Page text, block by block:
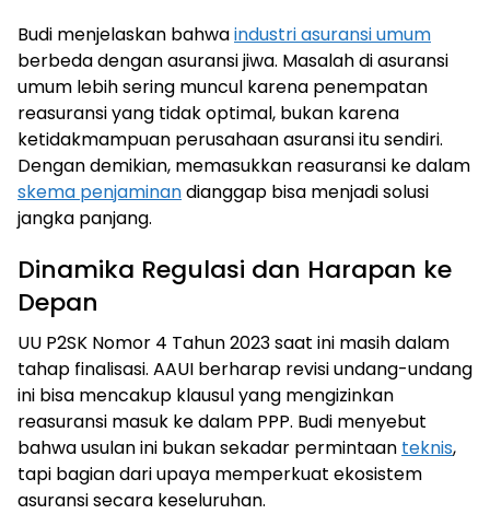
Budi menjelaskan bahwaindustri asuransi umum
berbeda dengan asuransi jiwa. Masalah di asuransi
umum lebih sering muncul karena penempatan
reasuransi yang tidak optimal, bukan karena
ketidakmampuan perusahaan asuransi itu sendiri.
Dengan demikian, memasukkan reasuransi ke dalam
skema penjaminandianggap bisa menjadi solusi
jangka panjang.
Dinamika Regulasi dan Harapan ke
Depan
UU P2SK Nomor 4 Tahun 2023 saat ini masih dalam
tahap finalisasi. AAUI berharap revisi undang-undang
ini bisa mencakup klausul yang mengizinkan
reasuransi masuk ke dalam PPP. Budi menyebut
bahwa usulan ini bukan sekadar permintaan teknis,
tapi bagian dari upaya memperkuat ekosistem
asuransi secara keseluruhan.